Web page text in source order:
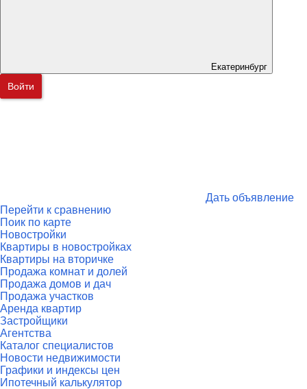
Екатеринбург
Войти
Дать объявление
Перейти к сравнению
Поик по карте
Новостройки
Квартиры в новостройках
Квартиры на вторичке
Продажа комнат и долей
Продажа домов и дач
Продажа участков
Аренда квартир
Застройщики
Агентства
Каталог специалистов
Новости недвижимости
Графики и индексы цен
Ипотечный калькулятор